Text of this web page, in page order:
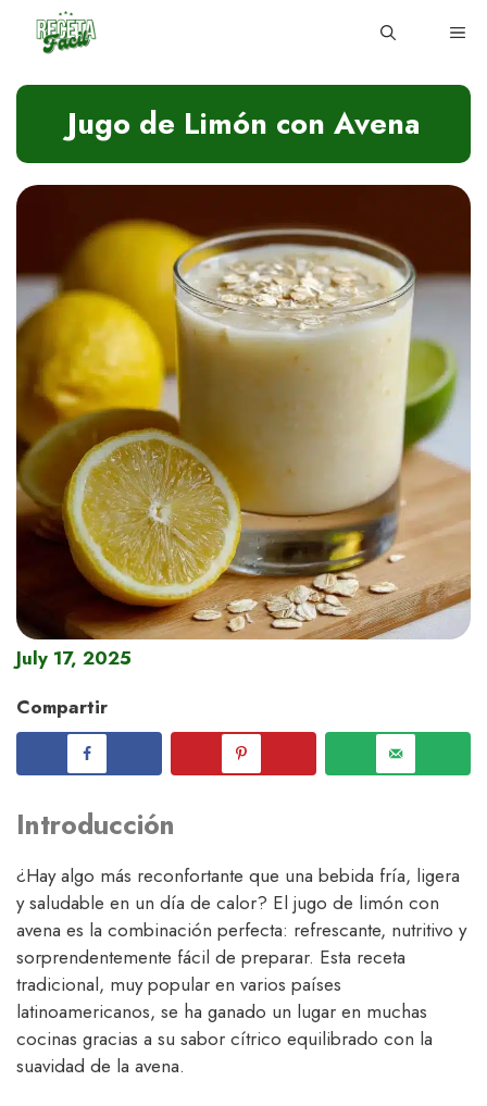
Jugo de Limón con Avena
July 17, 2025
Compartir
Introducción
¿Hay algo más reconfortante que una bebida fría, ligera
y saludable en un día de calor? El jugo de limón con
avena es la combinación perfecta: refrescante, nutritivo y
sorprendentemente fácil de preparar. Esta receta
tradicional, muy popular en varios países
latinoamericanos, se ha ganado un lugar en muchas
cocinas gracias a su sabor cítrico equilibrado con la
suavidad de la avena.